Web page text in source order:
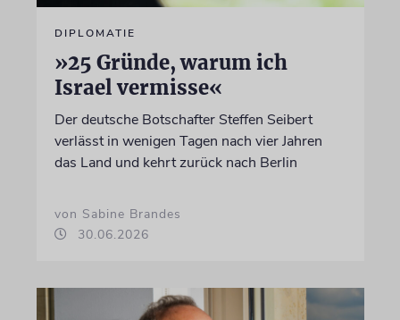
DIPLOMATIE
»25 Gründe, warum ich
Israel vermisse«
Der deutsche Botschafter Steffen Seibert
verlässt in wenigen Tagen nach vier Jahren
das Land und kehrt zurück nach Berlin
von Sabine Brandes
30.06.2026